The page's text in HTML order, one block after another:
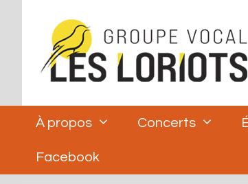
À propos Concerts
Facebook